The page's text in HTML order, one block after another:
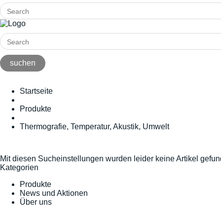
Startseite
Produkte
Thermografie, Temperatur, Akustik, Umwelt
Mit diesen Sucheinstellungen wurden leider keine Artikel
Kategorien
Produkte
News und Aktionen
Über uns